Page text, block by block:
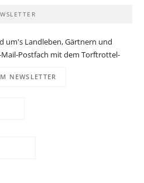
um's Landleben, Gärtnern und
Postfach mit dem Torftrottel-
NEWSLETTER